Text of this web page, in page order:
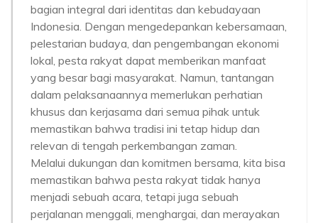
bagian integral dari identitas dan kebudayaan
Indonesia. Dengan mengedepankan kebersamaan,
pelestarian budaya, dan pengembangan ekonomi
lokal, pesta rakyat dapat memberikan manfaat
yang besar bagi masyarakat. Namun, tantangan
dalam pelaksanaannya memerlukan perhatian
khusus dan kerjasama dari semua pihak untuk
memastikan bahwa tradisi ini tetap hidup dan
relevan di tengah perkembangan zaman.
Melalui dukungan dan komitmen bersama, kita bisa
memastikan bahwa pesta rakyat tidak hanya
menjadi sebuah acara, tetapi juga sebuah
perjalanan menggali, menghargai, dan merayakan